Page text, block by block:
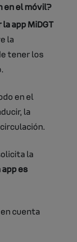
en el móvil?
app MiDGT
la
tener los
en el
la
la
es
cuenta